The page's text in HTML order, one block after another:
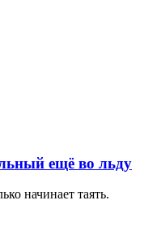
ещё во льду
начинает таять.